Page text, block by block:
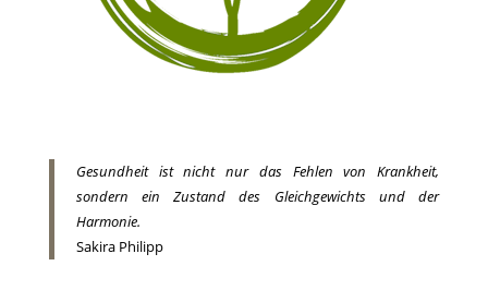
Gesundheit ist nicht nur das Fehlen von Krankheit,
sondern ein Zustand des Gleichgewichts und der
Harmonie.
Sakira Philipp